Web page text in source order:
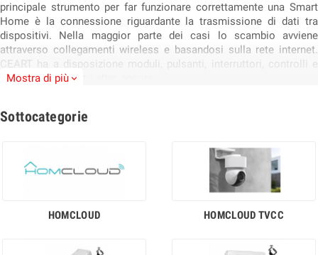
principale strumento per far funzionare correttamente una Smart
Home è la connessione riguardante la trasmissione di dati tra
dispositivi. Nella maggior parte dei casi lo scambio avviene
attraverso collegamenti wireless e basandosi sulla rete internet.
CEART ha a disposizione moduli, pulsanti, interruttori, controlli e
dimmer led e molto altro ancora…
Mostra di più expand_more
Sottocategorie
HOMCLOUD HOMCLOUD TVCC